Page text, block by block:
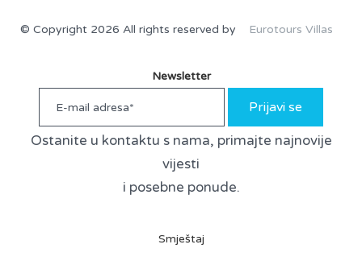
© Copyright 2026 All rights reserved by Eurotours Villas
Newsletter
Prijavi se
Ostanite u kontaktu s nama, primajte najnovije
vijesti
i posebne ponude.
Smještaj